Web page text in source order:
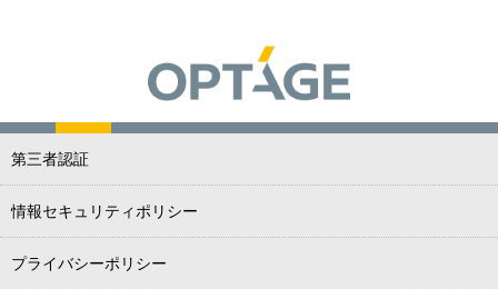
第三者認証
情報セキュリティポリシー
プライバシーポリシー